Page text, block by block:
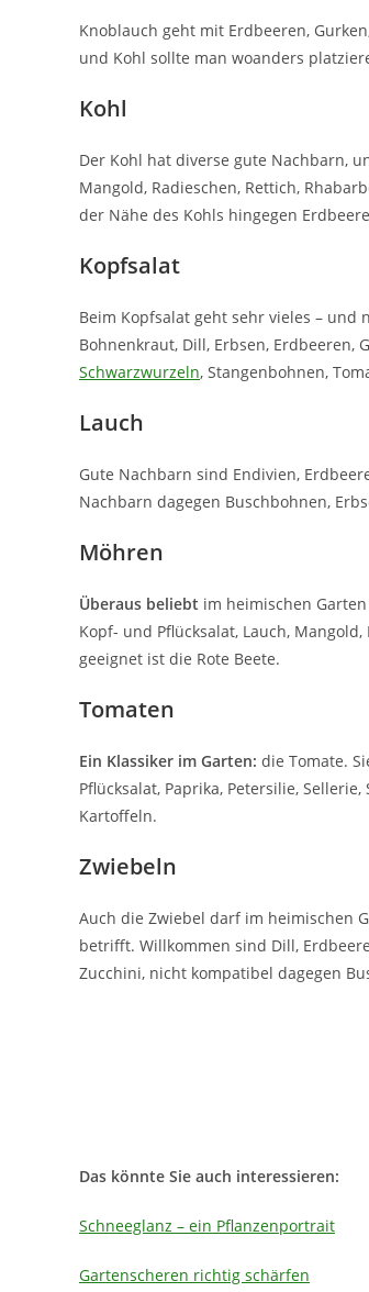
Knoblauch geht mit Erdbeeren,
und Kohl sollte man woanders
Kohl
Der Kohl hat diverse gute Nachbarn,
Mangold, Radieschen, Rettich,
der Nähe des Kohls hingegen
Kopfsalat
Beim Kopfsalat geht sehr vieles –
Bohnenkraut, Dill, Erbsen, Erdbeeren,
Schwarzwurzeln, Stangenbohnen,
Lauch
Gute Nachbarn sind Endivien,
Nachbarn dagegen Buschbohnen,
Möhren
Überaus beliebt im heimischen
Kopf- und Pflücksalat, Lauch,
geeignet ist die Rote Beete.
Tomaten
Ein Klassiker im Garten: die Tomate.
Pflücksalat, Paprika, Petersilie,
Kartoffeln.
Zwiebeln
Auch die Zwiebel darf im heimischen
betrifft. Willkommen sind Dill,
Zucchini, nicht kompatibel dagegen
Das könnte Sie auch interessieren:
Schneeglanz – ein Pflanzenportrait
Gartenscheren richtig schärfen